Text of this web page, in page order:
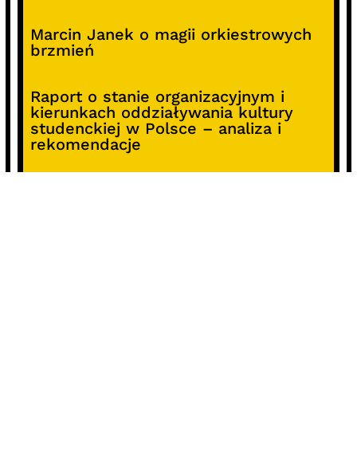
Marcin Janek o magii orkiestrowych
brzmień
Raport o stanie organizacyjnym i
kierunkach oddziaływania kultury
studenckiej w Polsce – analiza i
rekomendacje